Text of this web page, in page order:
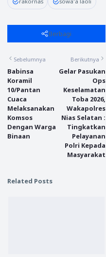
Berbagi
Sebelumnya
Babinsa
Koramil
10/Pantan
Cuaca
Melaksanakan
Komsos
Dengan Warga
Binaan
Berikutnya
Gelar Pasukan
Ops
Keselamatan
Toba 2026,
Wakapolres
Nias Selatan :
Tingkatkan
Pelayanan
Polri Kepada
Masyarakat
Related Posts